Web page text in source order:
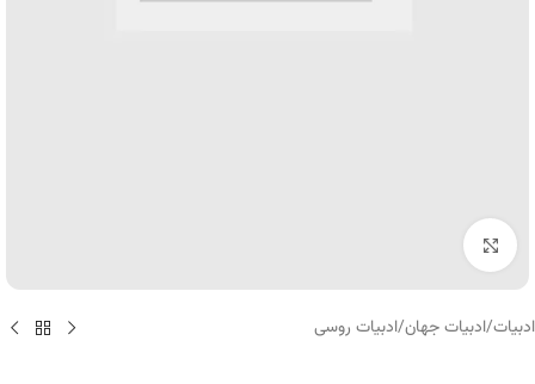
برای بزرگنمایی کلیک کنید
ادبیات/ادبیات جهان/ادبیات روسی